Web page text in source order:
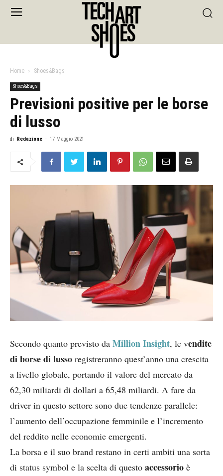
Home Shoes&Bags
Shoes&Bags
Previsioni positive per le borse
di lusso
di Redazione - 17 Maggio 2021
Secondo quanto previsto da Million Insight, le vendite
di borse di lusso registreranno quest’anno una crescita
a livello globale, portando il valore del mercato da
62,30 miliardi di dollari a 65,48 miliardi. A fare da
driver in questo settore sono due tendenze parallele:
l’aumento dell’occupazione femminile e l’incremento
del reddito nelle economie emergenti.
La borsa e il suo brand restano in certi ambiti una sorta
di status symbol e la scelta di questo accessorio è